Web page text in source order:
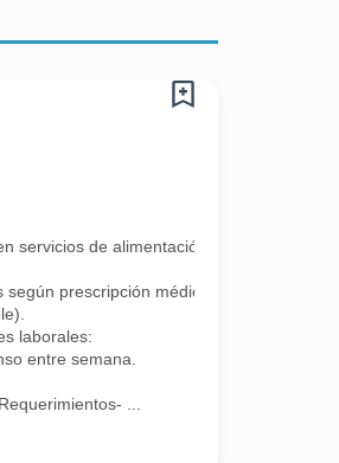
servicios de alimentación
prescripción médica, verificación
laborales:
entre semana.
...